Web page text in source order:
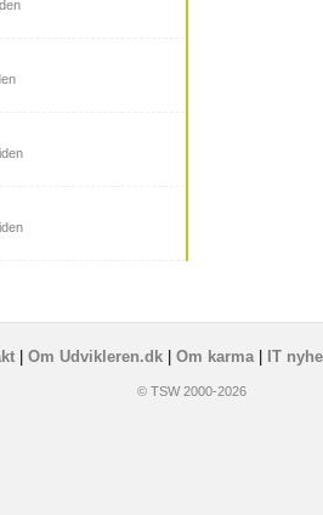
| Om Udvikleren.dk| Om karma| IT
© TSW 2000-2026